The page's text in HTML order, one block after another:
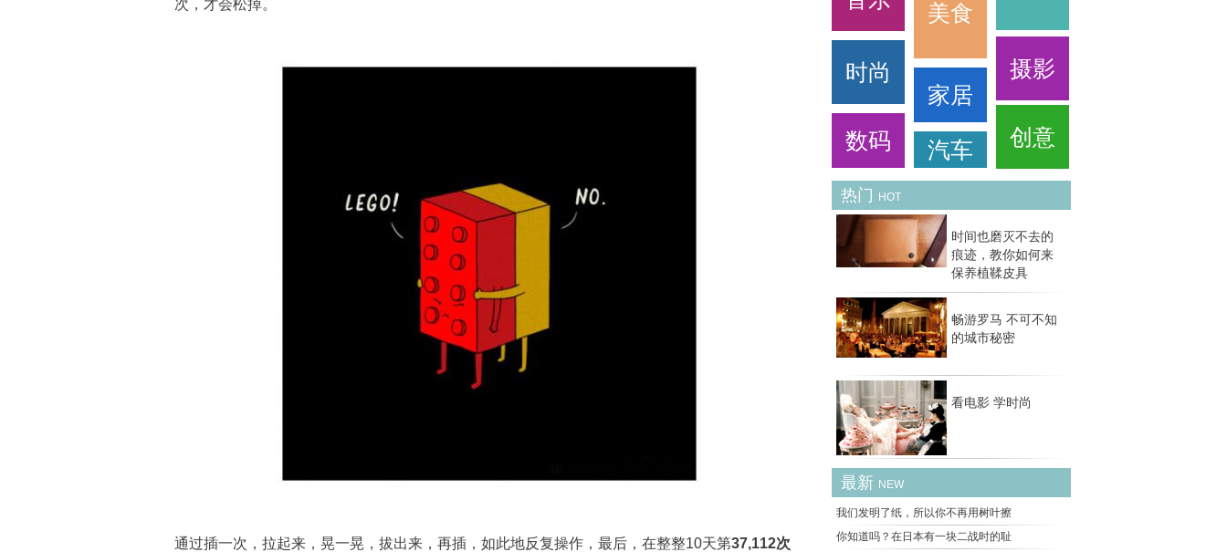
次，才会松掉。
通过插一次，拉起来，晃一晃，拔出来，再插，如此地反复操作，最后，在整整10天第37,112次
美食
时尚
数码
家居
摄影
汽车 创意
热门 HOT
时间也磨灭不去的
痕迹，教你如何来
保养植鞣皮具
畅游罗马 不可不知
的城市秘密
看电影 学时尚
最新 NEW
我们发明了纸，所以你不再用树叶擦
你知道吗？在日本有一块二战时的耻